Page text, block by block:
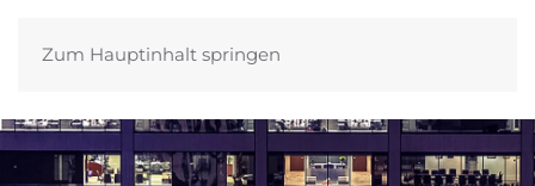
Zum Hauptinhalt springen